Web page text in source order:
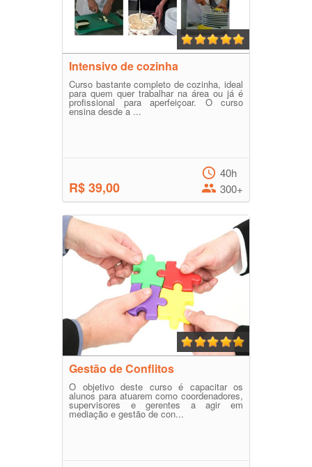
Intensivo de cozinha
Curso bastante completo de cozinha, ideal
para quem quer trabalhar na área ou já é
profissional para aperfeiçoar. O curso
ensina desde a ...
R$ 39,00
40h
300+
Gestão de Conflitos
O objetivo deste curso é capacitar os
alunos para atuarem como coordenadores,
supervisores e gerentes a agir em
mediação e gestão de con...